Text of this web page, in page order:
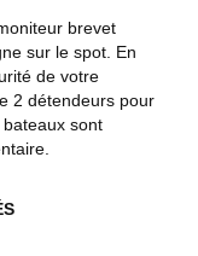
brevet
sur le spot. En
de votre
2 détendeurs pour
sont